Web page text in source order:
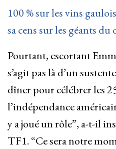
100 % sur les vins
sa cens sur les géants
Pourtant, escortant
s’agit pas là d’un
dîner pour célébrer les
l’indépendance
y a joué un rôle”, a-t-il
TF1. “Ce sera notre